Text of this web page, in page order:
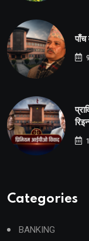
पाँच
Categories
BANKING